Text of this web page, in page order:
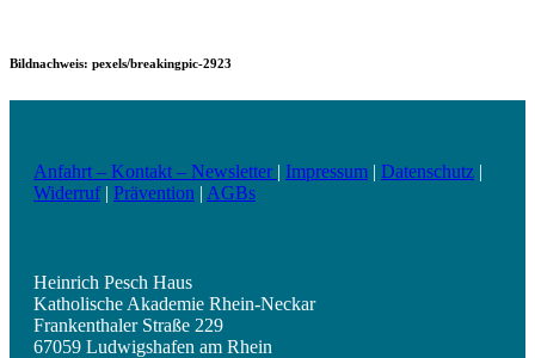
Bildnachweis: pexels/breakingpic-2923
Anfahrt – Kontakt – Newsletter | Impressum | Datenschutz |
Widerruf| Prävention | AGBs
Heinrich Pesch Haus
Katholische Akademie Rhein-Neckar
Frankenthaler Straße 229
67059 Ludwigshafen am Rhein